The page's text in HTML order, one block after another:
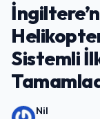
Sistemli
Nil